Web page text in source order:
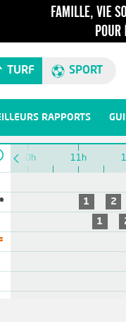
TURF SPORT
RAPPORTS
10h 11h
1
2
1